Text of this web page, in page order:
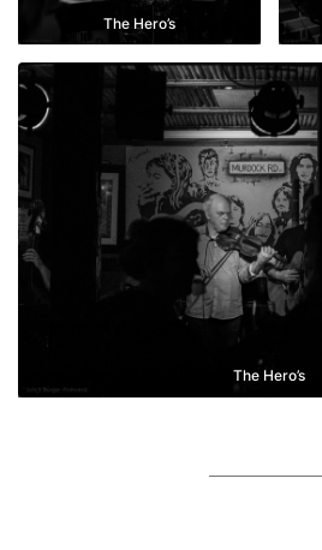
The Hero’s
The Hero’s